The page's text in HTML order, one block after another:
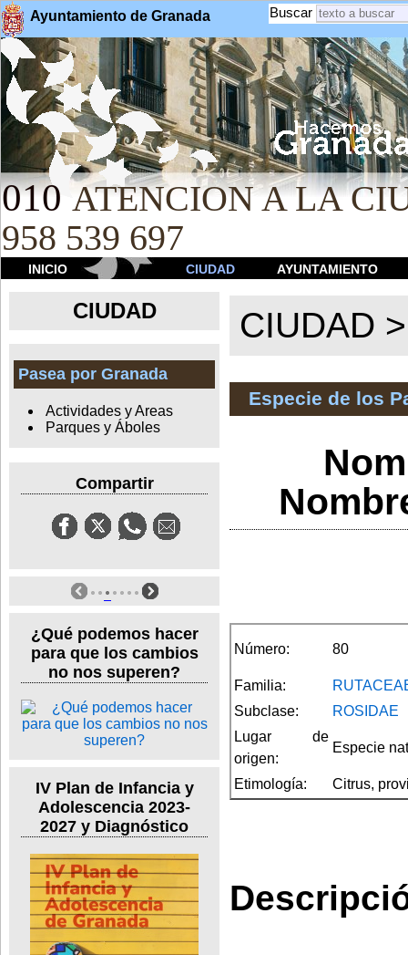
Ayuntamiento de Granada Buscar
010 ATENCION A LA
958 539 697
INICIO CIUDAD AYUNTAMIENTO
CIUDAD
Pasea por Granada
Actividades y Areas
Parques y Áboles
Compartir
¿Qué podemos hacer
para que los cambios
no nos superen?
IV Plan de Infancia y
Adolescencia 2023-
2027 y Diagnóstico
CIUDAD
Especie de los
Número: 80
Familia:
Subclase:
ROSIDAE
Lugar de
origen:
Especie
Etimología: Citrus,